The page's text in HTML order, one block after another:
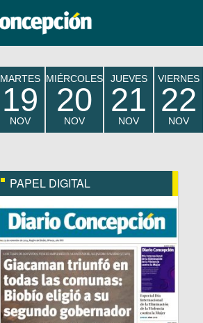
MARTES
19
NOV
MIÉRCOLES
20
NOV
JUEVES
21
NOV
VIERNES
22
NOV
PAPEL DIGITAL